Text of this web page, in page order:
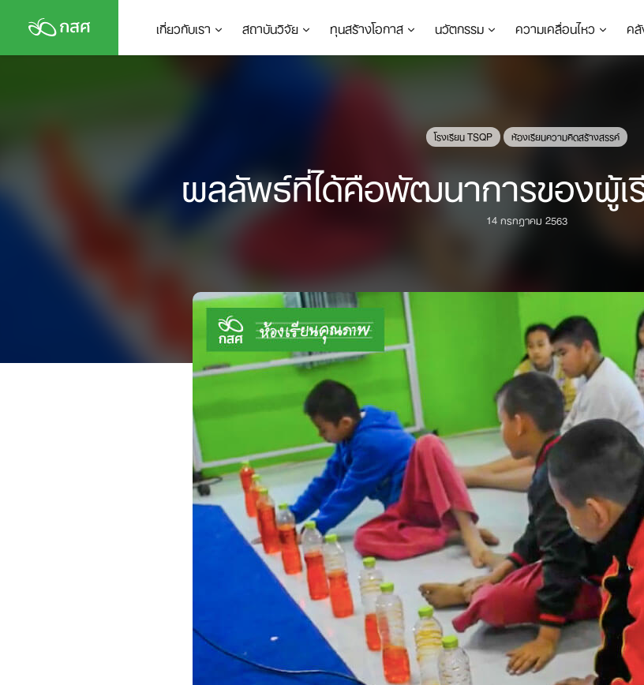
content
เกี่ยวกับเรา สถาบันวิจัย ทุนสร้างโอกาส นวัตกรรม ความเคลื่อนไหว ค
โรงเรียน TSQP ห้องเรียนความคิดสร้างสรรค์
ผลลัพธ์ที่ได้คือพัฒนาการของผู้เ
14 กรกฎาคม 2563